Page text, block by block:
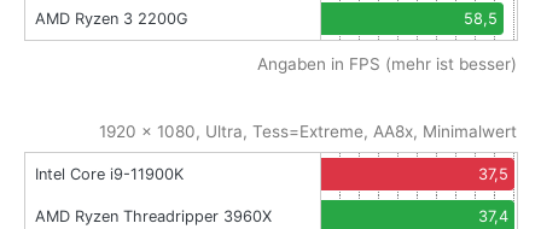
AMD Ryzen 3 2200G 58,5
Angaben in FPS (mehr ist besser)
1920 x 1080, Ultra, Tess=Extreme, AA8x, Minimalwert
Intel Core i9-11900K 37,5
AMD Ryzen Threadripper 3960X 37,4